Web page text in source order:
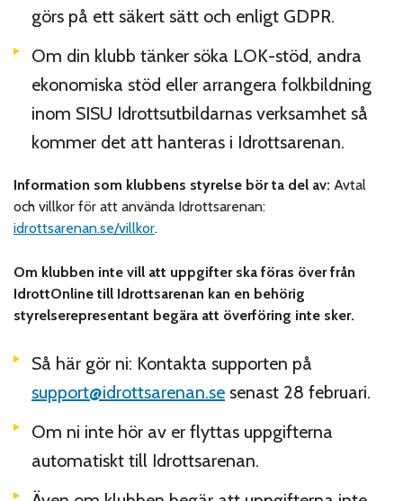
görs på ett säkert sätt och enligt GDPR.
Om din klubb tänker söka LOK-stöd, andra
ekonomiska stöd eller arrangera folkbildning
inom SISU Idrottsutbildarnas verksamhet så
kommer det att hanteras i Idrottsarenan.
Information som klubbens styrelse bör ta del av: Avtal
och villkor för att använda Idrottsarenan:
idrottsarenan.se/villkor.
Om klubben inte vill att uppgifter ska föras över från
IdrottOnline till Idrottsarenan kan en behörig
styrelserepresentant begära att överföring inte sker.
Så här gör ni: Kontakta supporten på
support@idrottsarenan.se senast 28 februari.
Om ni inte hör av er flyttas uppgifterna
automatiskt till Idrottsarenan.